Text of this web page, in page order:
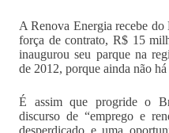
A Renova Energia recebe do
força de con­trato, R$ 15
inaugurou seu parque na
de 2012, porque ainda não
É assim que progride o
discurso de “emprego e
desper­diçado e uma